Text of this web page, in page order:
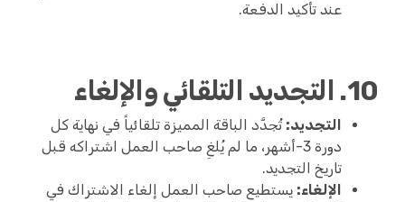
عند تأكيد الدفعة.
10. التجديد التلقائي والإلغاء
التجديد: تُجدَّد الباقة المميزة تلقائياً في نهاية كل
دورة 3-أشهر، ما لم يُلغِ صاحب العمل اشتراكه قبل
تاريخ التجديد.
الإلغاء: يستطيع صاحب العمل إلغاء الاشتراك في